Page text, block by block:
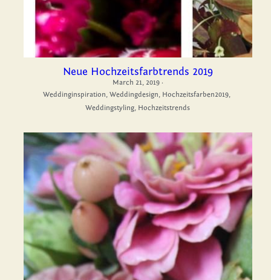
Neue Hochzeitsfarbtrends 2019
March 21, 2019·
Weddinginspiration, Weddingdesign, Hochzeitsfarben2019,
Weddingstyling, Hochzeitstrends